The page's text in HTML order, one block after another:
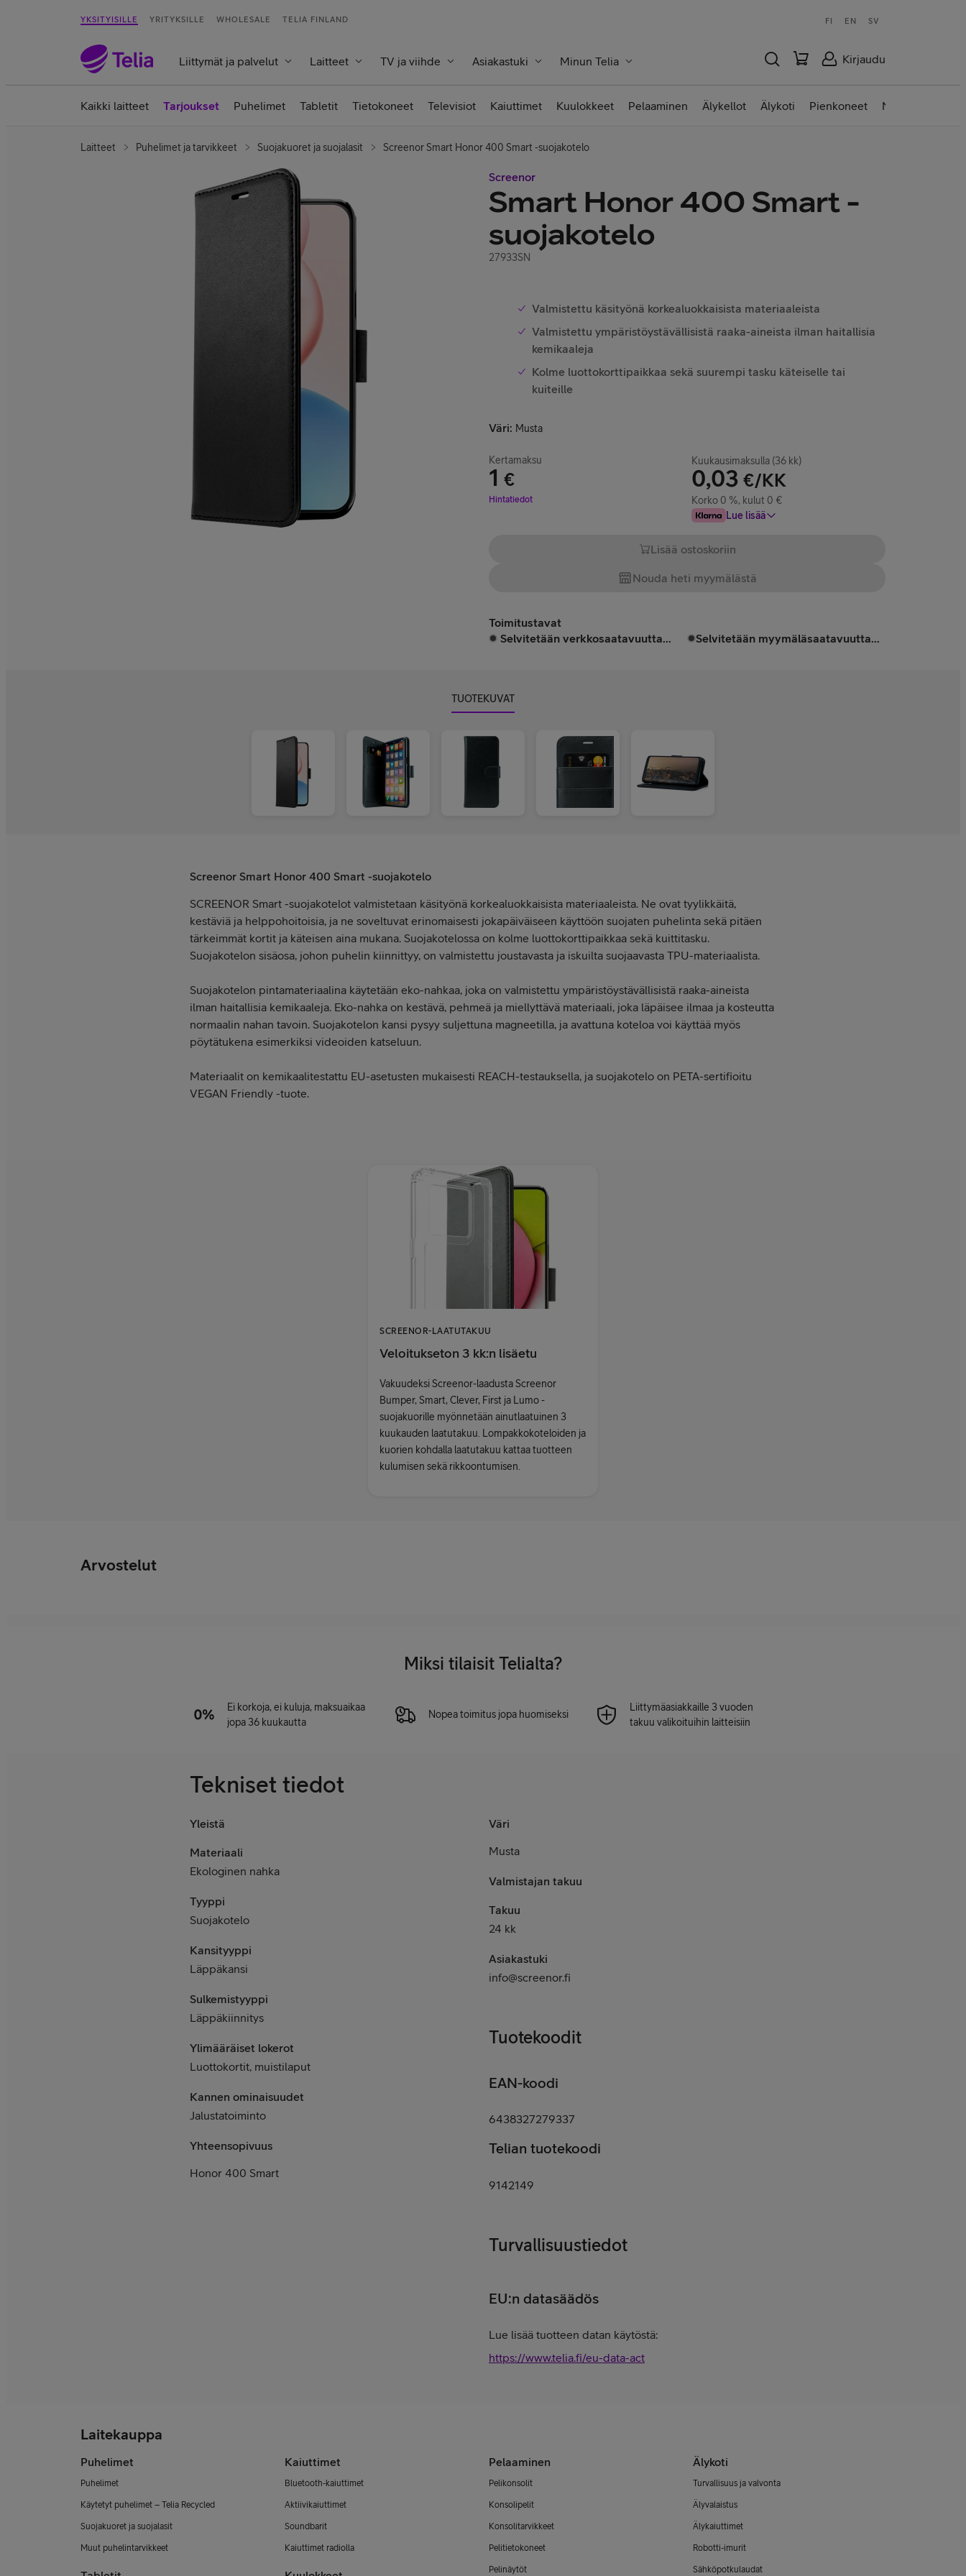
YKSITYISILLE YRITYKSILLE WHOLESALE TELIA FINLAND FI EN SV
Liittymät ja palvelut Laitteet TV ja viihde Asiakastuki Minun Telia Kirjaudu
Kaikki laitteet Tarjoukset Puhelimet Tabletit Tietokoneet Televisiot Kaiuttimet Kuulokkeet Pelaaminen Älykellot Älykoti Pienkoneet Nettilaitteet
Laitteet Puhelimet ja tarvikkeet Suojakuoret ja suojalasit Screenor Smart Honor 400 Smart -suojakotelo
Screenor
Smart Honor 400 Smart -
suojakotelo
27933SN
Valmistettu käsityönä korkealuokkaisista materiaaleista
Valmistettu ympäristöystävällisistä raaka-aineista ilman haitallisia
kemikaaleja
Kolme luottokorttipaikkaa sekä suurempi tasku käteiselle tai
kuiteille
Väri: Musta
Kertamaksu
1 €
Hinta 1 €
Hintatiedot
Kuukausimaksulla (36 kk)
0,03 €/KK
Korko 0 %, kulut 0 €
Lue lisää
Lisää ostoskoriin
Nouda heti myymälästä
Toimitustavat
Selvitetään verkkosaatavuutta...
Selvitetään myymäläsaatavuutta...
TUOTEKUVAT
Screenor Smart Honor 400 Smart -suojakotelo
SCREENOR Smart -suojakotelot valmistetaan käsityönä korkealuokkaisista materiaaleista. Ne ovat tyylikkäitä,
kestäviä ja helppohoitoisia, ja ne soveltuvat erinomaisesti jokapäiväiseen käyttöön suojaten puhelinta sekä pitäen
tärkeimmät kortit ja käteisen aina mukana. Suojakotelossa on kolme luottokorttipaikkaa sekä kuittitasku.
Suojakotelon sisäosa, johon puhelin kiinnittyy, on valmistettu joustavasta ja iskuilta suojaavasta TPU-materiaalista.
Suojakotelon pintamateriaalina käytetään eko-nahkaa, joka on valmistettu ympäristöystävällisistä raaka-aineista
ilman haitallisia kemikaaleja. Eko-nahka on kestävä, pehmeä ja miellyttävä materiaali, joka läpäisee ilmaa ja kosteutta
normaalin nahan tavoin. Suojakotelon kansi pysyy suljettuna magneetilla, ja avattuna koteloa voi käyttää myös
pöytätukena esimerkiksi videoiden katseluun.
Materiaalit on kemikaalitestattu EU-asetusten mukaisesti REACH-testauksella, ja suojakotelo on PETA-sertifioitu
VEGAN Friendly -tuote.
SCREENOR-LAATUTAKUU
Veloitukseton 3 kk:n lisäetu
Vakuudeksi Screenor-laadusta Screenor
Bumper, Smart, Clever, First ja Lumo -
suojakuorille myönnetään ainutlaatuinen 3
kuukauden laatutakuu. Lompakkokoteloiden ja
kuorien kohdalla laatutakuu kattaa tuotteen
kulumisen sekä rikkoontumisen.
Arvostelut
Miksi tilaisit Telialta?
Ei korkoja, ei kuluja, maksuaikaa
jopa 36 kuukautta
Nopea toimitus jopa huomiseksi
Liittymäasiakkaille 3 vuoden
takuu valikoituihin laitteisiin
Tekniset tiedot
Yleistä
Materiaali
Ekologinen nahka
Tyyppi
Suojakotelo
Kansityyppi
Läppäkansi
Sulkemistyyppi
Läppäkiinnitys
Ylimääräiset lokerot
Luottokortit, muistilaput
Kannen ominaisuudet
Jalustatoiminto
Yhteensopivuus
Honor 400 Smart
Väri
Musta
Valmistajan takuu
Takuu
24 kk
Asiakastuki
info@screenor.fi
Tuotekoodit
EAN-koodi
6438327279337
Telian tuotekoodi
9142149
Turvallisuustiedot
EU:n datasäädös
Lue lisää tuotteen datan käytöstä:
https://www.telia.fi/eu-data-act
Laitekauppa
Puhelimet
Puhelimet
Käytetyt puhelimet – Telia Recycled
Suojakuoret ja suojalasit
Muut puhelintarvikkeet
Kaiuttimet
Bluetooth-kaiuttimet
Aktiivikaiuttimet
Soundbarit
Kaiuttimet radiolla
Pelaaminen
Pelikonsolit
Konsolipelit
Konsolitarvikkeet
Pelitietokoneet
Pelinäytöt
Älykoti
Turvallisuus ja valvonta
Älyvalaistus
Älykaiuttimet
Robotti-imurit
Sähköpotkulaudat